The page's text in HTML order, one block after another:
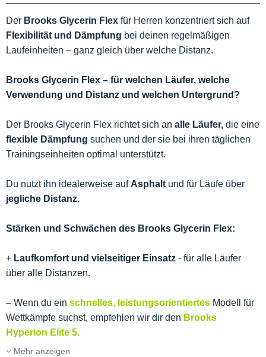
Der Brooks Glycerin Flex für Herren konzentriert sich auf
Flexibilität und Dämpfung bei deinen regelmäßigen
Laufeinheiten – ganz gleich über welche Distanz.
Brooks Glycerin Flex – für welchen Läufer, welche
Verwendung und Distanz und welchen Untergrund?
Der Brooks Glycerin Flex richtet sich an alle Läufer, die eine
flexible Dämpfung suchen und der sie bei ihren täglichen
Trainingseinheiten optimal unterstützt.
Du nutzt ihn idealerweise auf Asphalt und für Läufe über
jegliche Distanz.
Stärken und Schwächen des Brooks Glycerin Flex:
+ Laufkomfort und vielseitiger Einsatz - für alle Läufer
über alle Distanzen.
– Wenn du ein schnelles, leistungsorientiertes Modell für
Wettkämpfe suchst, empfehlen wir dir den Brooks
Hyperion Elite 5.
Mehr anzeigen